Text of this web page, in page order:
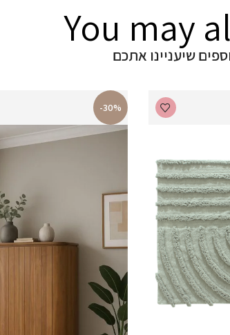
You may
שיעניינו אתכם
-30%